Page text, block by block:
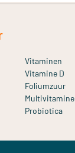
Vitaminen
Vitamine D
Foliumzuur
Multivitamine
Probiotica